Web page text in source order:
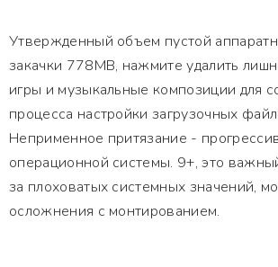
Утвержденный объем пустой
закачки 778MB, нажмите удалить
игры и музыкальные композиции для
процесса настройки загрузочных
Неприменное притязание -
операционной системы. 9+, это
за плоховатых системных значений,
осложнения с монтированием.